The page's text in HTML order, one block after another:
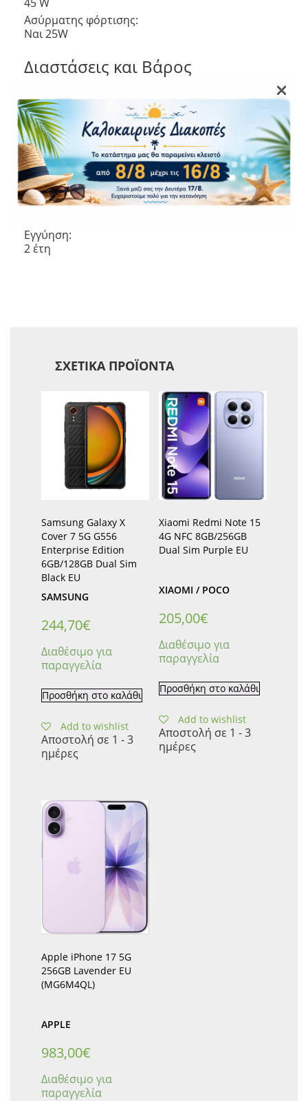
Ασύρματης φόρτισης:
Ναι 25W
Διαστάσεις και Βάρος
Διαστάσεις (ΠxΒxΥ):
162,8 x 77,6 x 8,2
Βάρος:
218 gr
Πιστοποίηση Προστασίας:
IP 68
Εγγύηση – Πιστοποιήσεις
Εγγύηση:
2 έτη
ΣΧΕΤΙΚΆ ΠΡΟΪΌΝΤΑ
Samsung Galaxy X
Cover 7 5G G556
Enterprise Edition
6GB/128GB Dual Sim
Black EU
SAMSUNG
244,70€
Διαθέσιμο για
παραγγελία
Προσθήκη στο καλάθι
Add to wishlist
Αποστολή σε 1 - 3
ημέρες
Xiaomi Redmi Note 15
4G NFC 8GB/256GB
Dual Sim Purple EU
XIAOMI / POCO
205,00€
Διαθέσιμο για
παραγγελία
Προσθήκη στο καλάθι
Add to wishlist
Αποστολή σε 1 - 3
ημέρες
Apple iPhone 17 5G
256GB Lavender EU
(MG6M4QL)
APPLE
983,00€
Διαθέσιμο για
παραγγελία
×